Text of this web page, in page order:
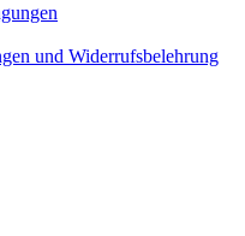
und Widerrufsbelehrung